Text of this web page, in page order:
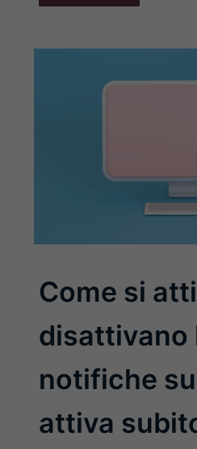
Come si
disattivano
notifiche
attiva